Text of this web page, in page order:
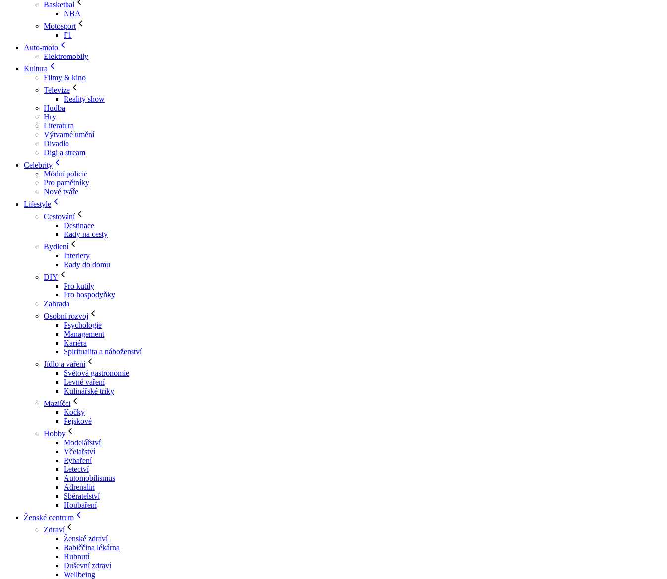
Basketbal
NBA
Motosport
F1
Auto-moto
Elektromobily
Kultura
Filmy & kino
Televize
Reality show
Hudba
Hry
Literatura
Výtvarné umění
Divadlo
Digi a stream
Celebrity
Módní policie
Pro pamětníky
Nové tváře
Lifestyle
Cestování
Destinace
Rady na cesty
Bydlení
Interiery
Rady do domu
DIY
Pro kutily
Pro hospodyňky
Zahrada
Osobní rozvoj
Psychologie
Management
Kariéra
Spiritualita a náboženství
Jídlo a vaření
Světová gastronomie
Levné vaření
Kulinářské triky
Mazlíčci
Kočky
Pejskové
Hobby
Modelářství
Včelařství
Rybaření
Letectví
Automobilismus
Adrenalin
Sběratelství
Houbaření
Ženské centrum
Zdraví
Ženské zdraví
Babiččina lékárna
Hubnutí
Duševní zdraví
Wellbeing